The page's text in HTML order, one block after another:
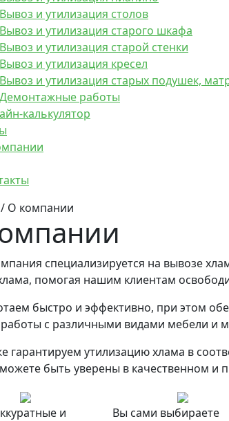
Вывоз и утилизация столов
Вывоз и утилизация старого шкафа
Вывоз и утилизация старой стенки
Вывоз и утилизация кресел
Вывоз и утилизация старых подушек,
Демонтажные работы
калькулятор
/ О компании
специализируется на вывозе
помогая нашим клиентам
быстро и эффективно, при этом
с различными видами мебели и
гарантируем утилизацию хлама в
быть уверены в качественном и
и
Вы сами выбираете